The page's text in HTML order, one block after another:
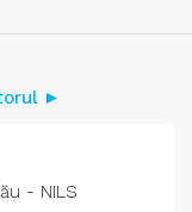
►
- NILS